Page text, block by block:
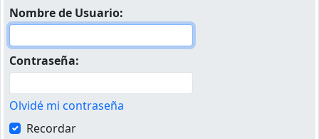
Nombre de Usuario:
Contraseña:
Olvidé mi contraseña
Recordar